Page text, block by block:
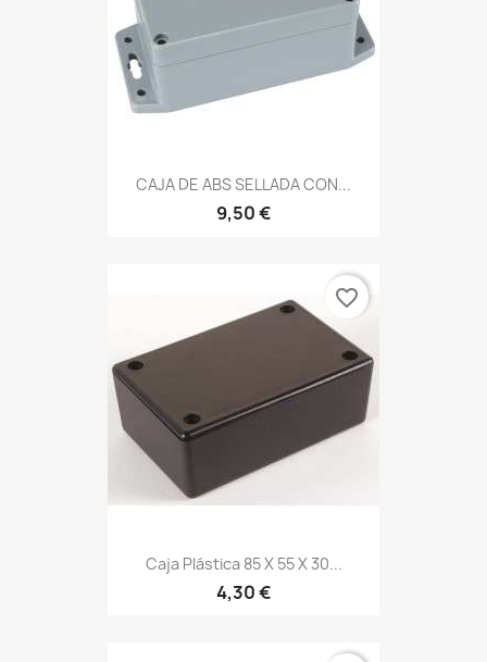
CAJA DE ABS SELLADA CON...
9,50 €
Caja Plástica 85 X 55 X 30...
4,30 €
favorite_border